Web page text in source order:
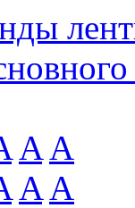
A A
A A